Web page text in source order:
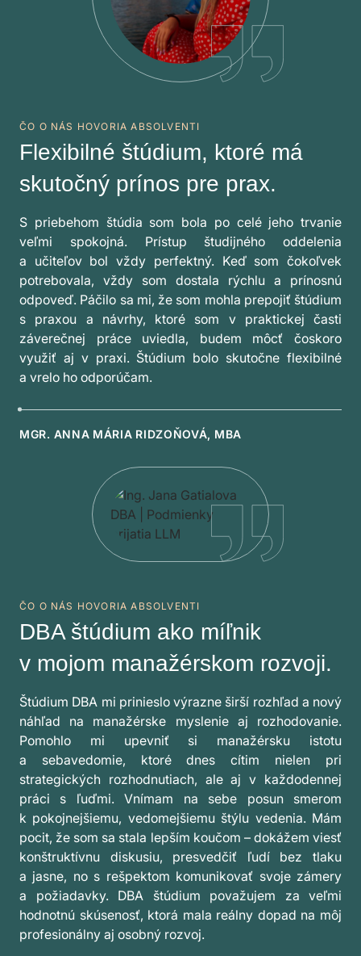
ČO O NÁS HOVORIA ABSOLVENTI
Flexibilné štúdium, ktoré má
skutočný prínos pre prax.
S priebehom štúdia som bola po celé jeho trvanie
veľmi spokojná. Prístup študijného oddelenia
a učiteľov bol vždy perfektný. Keď som čokoľvek
potrebovala, vždy som dostala rýchlu a prínosnú
odpoveď. Páčilo sa mi, že som mohla prepojiť štúdium
s praxou a návrhy, ktoré som v praktickej časti
záverečnej práce uviedla, budem môcť čoskoro
využiť aj v praxi. Štúdium bolo skutočne flexibilné
a vrelo ho odporúčam.
MGR. ANNA MÁRIA RIDZOŇOVÁ, MBA
ČO O NÁS HOVORIA ABSOLVENTI
DBA štúdium ako míľnik
v mojom manažérskom rozvoji.
Štúdium DBA mi prinieslo výrazne širší rozhľad a nový
náhľad na manažérske myslenie aj rozhodovanie.
Pomohlo mi upevniť si manažérsku istotu
a sebavedomie, ktoré dnes cítim nielen pri
strategických rozhodnutiach, ale aj v každodennej
práci s ľuďmi. Vnímam na sebe posun smerom
k pokojnejšiemu, vedomejšiemu štýlu vedenia. Mám
pocit, že som sa stala lepším koučom – dokážem viesť
konštruktívnu diskusiu, presvedčiť ľudí bez tlaku
a jasne, no s rešpektom komunikovať svoje zámery
a požiadavky. DBA štúdium považujem za veľmi
hodnotnú skúsenosť, ktorá mala reálny dopad na môj
profesionálny aj osobný rozvoj.